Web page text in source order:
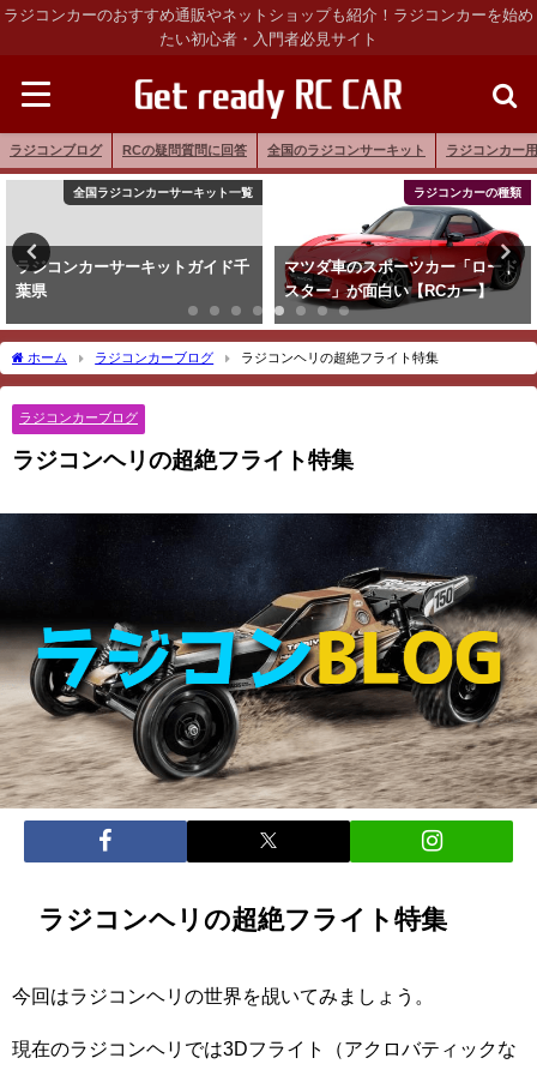
ラジコンカーのおすすめ通販やネットショップも紹介！ラジコンカーを始め
たい初心者・入門者必見サイト
ラジコンブログ RCの疑問質問に回答 全国のラジコンサーキット ラジコンカー
全国ラジコンカーサーキット一覧
ラジコンカーサーキットガイド千
葉県
ラジコンカーの種類
マツダ車のスポーツカー「ロード
スター」が面白い【RCカー】
ホーム ラジコンカーブログ ラジコンヘリの超絶フライト特集
ラジコンカーブログ
ラジコンヘリの超絶フライト特集
ラジコンヘリの超絶フライト特集
今回はラジコンヘリの世界を覘いてみましょう。
現在のラジコンヘリでは3Dフライト（アクロバティックな